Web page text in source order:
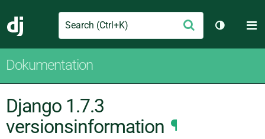
Django
Search Skicka
Växla
Dokumentation
Django 1.7.3
versionsinformation ¶